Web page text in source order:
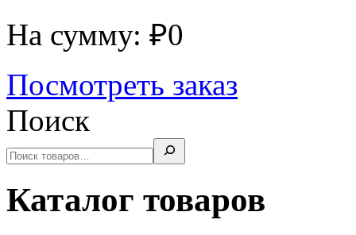
На сумму: ₽0
Посмотреть заказ
Поиск
Каталог товаров